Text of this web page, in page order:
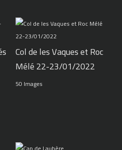
Col de les Vaques et Roc
Mélé 22-23/01/2022
50 Images